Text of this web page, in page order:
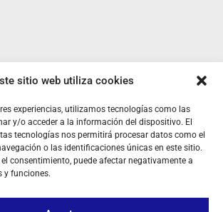
sitio web utiliza cookies
experiencias, utilizamos tecnologías como las
y/o acceder a la información del dispositivo. El
tecnologías nos permitirá procesar datos como el
o las identificaciones únicas en este sitio.
consentimiento, puede afectar negativamente a
y funciones.